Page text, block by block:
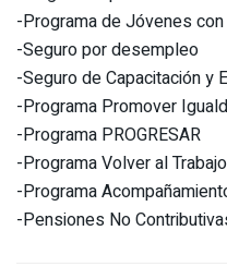
-Programa de Jóvenes
-Seguro por desempleo
-Seguro de Capacitación y
-Programa Promover
-Programa PROGRESAR
-Programa Volver al Trabajo
-Programa
-Pensiones No